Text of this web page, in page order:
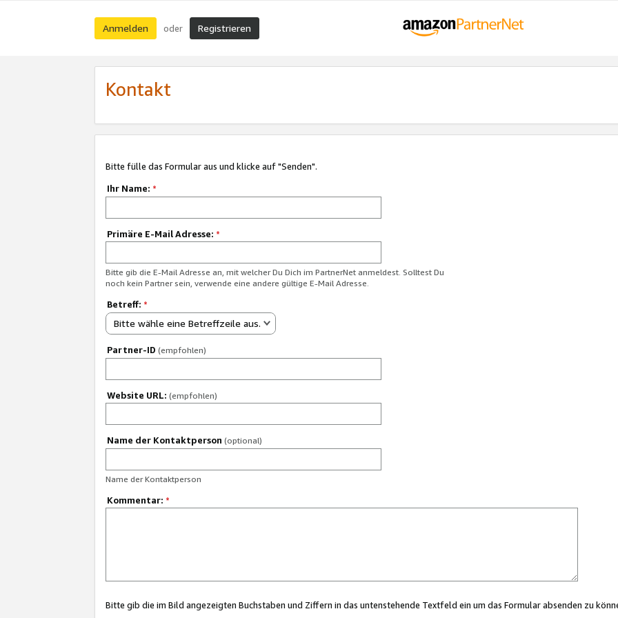
Anmelden oder Registrieren
Kontakt
Bitte fülle das Formular aus und klicke auf "Senden".
Ihr Name: *
Primäre E-Mail Adresse: *
Bitte gib die E-Mail Adresse an, mit welcher Du Dich im PartnerNet anmeldest. Solltest Du
noch kein Partner sein, verwende eine andere gültige E-Mail Adresse.
Betreff: *
Bitte wähle eine Betreffzeile aus.
Partner-ID (empfohlen)
Website URL: (empfohlen)
Name der Kontaktperson (optional)
Name der Kontaktperson
Kommentar: *
Bitte gib die im Bild angezeigten Buchstaben und Ziffern in das untenstehende Textfeld ein um das Formular absenden zu